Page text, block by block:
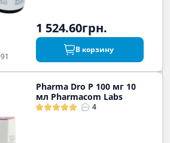
1 524.60грн.
В корзину
Pharma Dro P 100 мг 10
мл Pharmacom Labs
4